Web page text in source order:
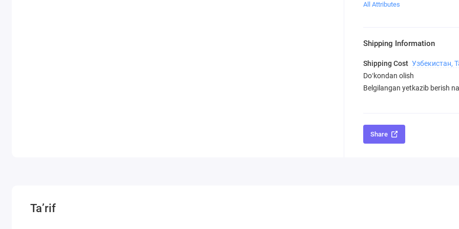
All Attributes
Shipping Information
Shipping Cost Узбекистан,
Doʻkondan olish
Belgilangan yetkazib berish
Share
Ta’rif